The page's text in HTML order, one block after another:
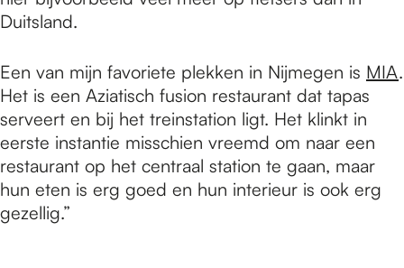
Duitsland.
Een van mijn favoriete plekken in Nijmegen is MIA.
Het is een Aziatisch fusion restaurant dat tapas
serveert en bij het treinstation ligt. Het klinkt in
eerste instantie misschien vreemd om naar een
restaurant op het centraal station te gaan, maar
hun eten is erg goed en hun interieur is ook erg
gezellig.”